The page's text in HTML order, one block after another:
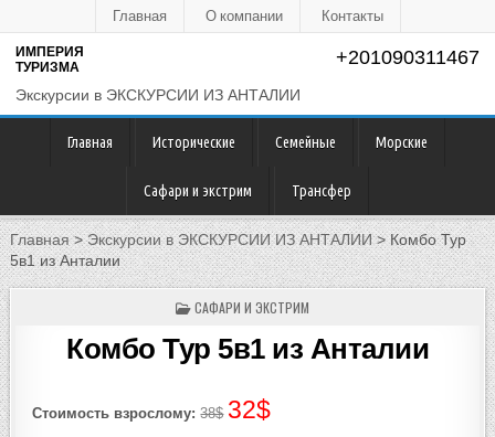
Главная О компании Контакты
ИМПЕРИЯ
ТУРИЗМА
Экскурсии в ЭКСКУРСИИ ИЗ АНТАЛИИ
+201090311467
Главная Исторические Семейные Морские
Сафари и экстрим Трансфер
Главная>Экскурсии в ЭКСКУРСИИ ИЗ АНТАЛИИ>Комбо Тур
5в1 из Анталии
POSTED
САФАРИ И ЭКСТРИМ
Комбо Тур 5в1 из Анталии
Стоимость взрослому: 38$ 32$